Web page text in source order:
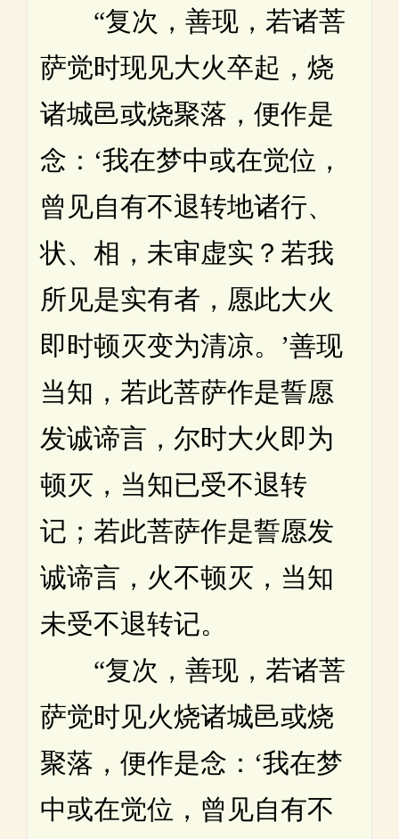
“复次，善现，若诸菩
萨觉时现见大火卒起，烧
诸城邑或烧聚落，便作是
念：‘我在梦中或在觉位，
曾见自有不退转地诸行、
状、相，未审虚实？若我
所见是实有者，愿此大火
即时顿灭变为清凉。’善现
当知，若此菩萨作是誓愿
发诚谛言，尔时大火即为
顿灭，当知已受不退转
记；若此菩萨作是誓愿发
诚谛言，火不顿灭，当知
未受不退转记。
“复次，善现，若诸菩
萨觉时见火烧诸城邑或烧
聚落，便作是念：‘我在梦
中或在觉位，曾见自有不